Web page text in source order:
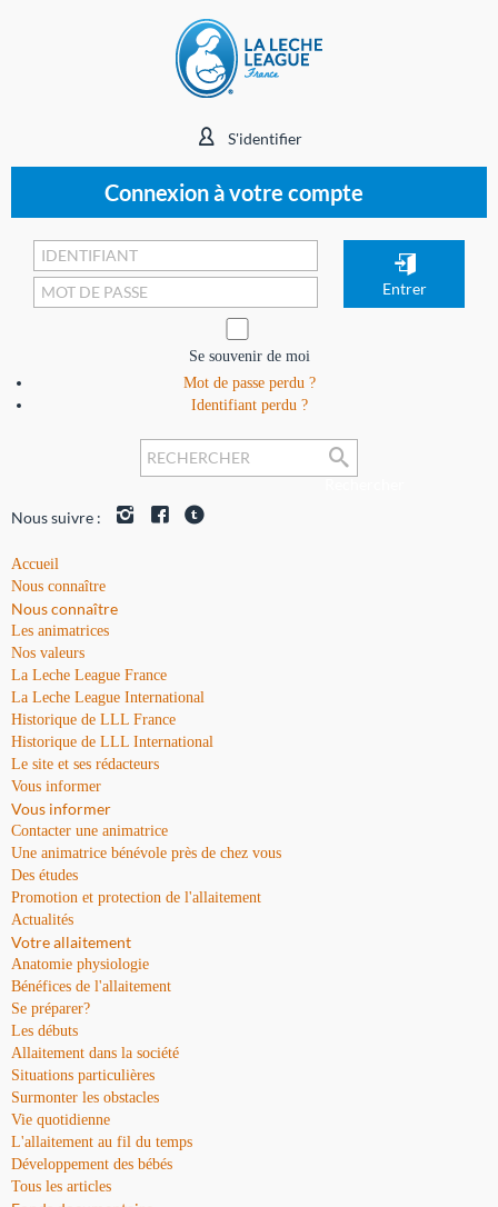
S'identifier
Connexion à votre compte
Se souvenir de moi
Mot de passe perdu ?
Identifiant perdu ?
Nous suivre :
Accueil
Nous connaître
Nous connaître
Les animatrices
Nos valeurs
La Leche League France
La Leche League International
Historique de LLL France
Historique de LLL International
Le site et ses rédacteurs
Vous informer
Vous informer
Contacter une animatrice
Une animatrice bénévole près de chez vous
Des études
Promotion et protection de l'allaitement
Actualités
Votre allaitement
Anatomie physiologie
Bénéfices de l'allaitement
Se préparer?
Les débuts
Allaitement dans la société
Situations particulières
Surmonter les obstacles
Vie quotidienne
L'allaitement au fil du temps
Développement des bébés
Tous les articles